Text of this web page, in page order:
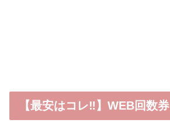
【最安はコレ‼】WEB回数券